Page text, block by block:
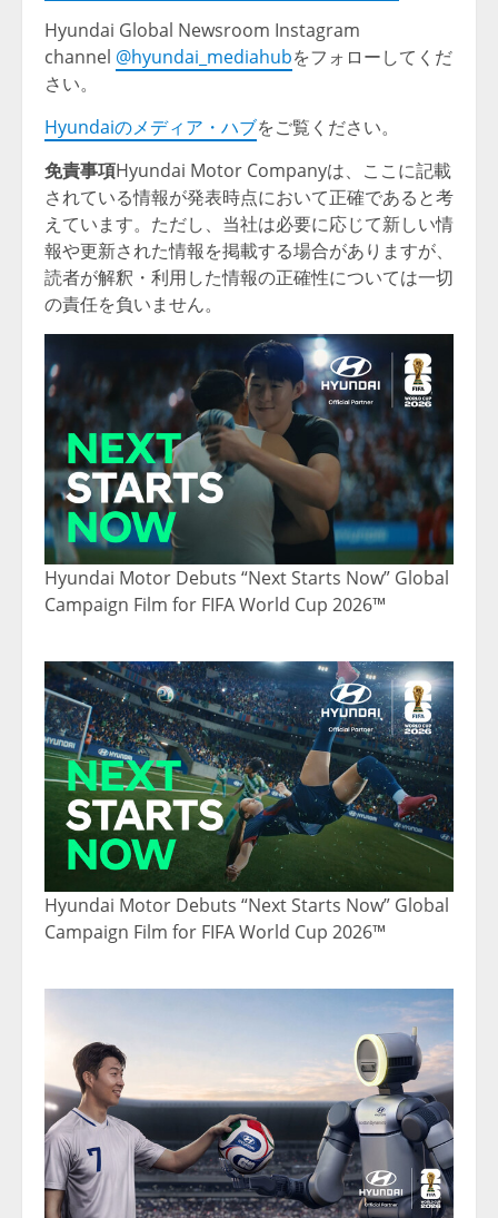
Hyundai Global Newsroom Instagram
channel @hyundai_mediahubをフォローしてくだ
さい。
Hyundaiのメディア・ハブをご覧ください。
免責事項Hyundai Motor Companyは、ここに記載
されている情報が発表時点において正確であると考
えています。ただし、当社は必要に応じて新しい情
報や更新された情報を掲載する場合がありますが、
読者が解釈・利用した情報の正確性については一切
の責任を負いません。
Hyundai Motor Debuts “Next Starts Now” Global
Campaign Film for FIFA World Cup 2026™
Hyundai Motor Debuts “Next Starts Now” Global
Campaign Film for FIFA World Cup 2026™